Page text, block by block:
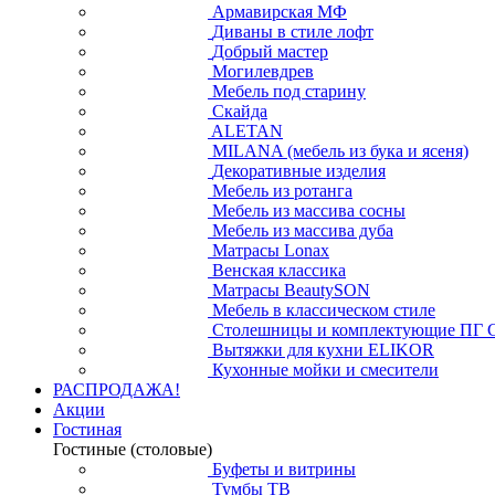
Армавирская МФ
Диваны в стиле лофт
Добрый мастер
Могилевдрев
Мебель под старину
Скайда
ALETAN
MILANA (мебель из бука и ясеня)
Декоративные изделия
Мебель из ротанга
Мебель из массива сосны
Мебель из массива дуба
Матрасы Lonax
Венская классика
Матрасы BeautySON
Мебель в классическом стиле
Столешницы и комплектующие ПГ
Вытяжки для кухни ELIKOR
Кухонные мойки и смесители
РАСПРОДАЖА!
Акции
Гостиная
Гостиные (столовые)
Буфеты и витрины
Тумбы ТВ